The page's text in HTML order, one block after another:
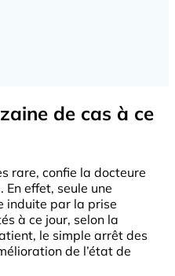
de cas à ce
rare, confie la docteure
. En effet, seule une
induite par la prise
à ce jour, selon la
le simple arrêt des
de l’état de